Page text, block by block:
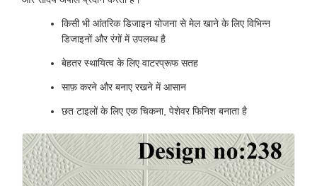
किसी भी आंतरिक डिजाइन योजना से मेल खाने के लिए विभिन्न
डिजाइनों और रंगों में उपलब्ध है
बेहतर स्थायित्व के लिए वाटरप्रूफ सतह
साफ़ करने और बनाए रखने में आसान
छत टाइलों के लिए एक चिकना, पेशेवर फिनिश बनाता है